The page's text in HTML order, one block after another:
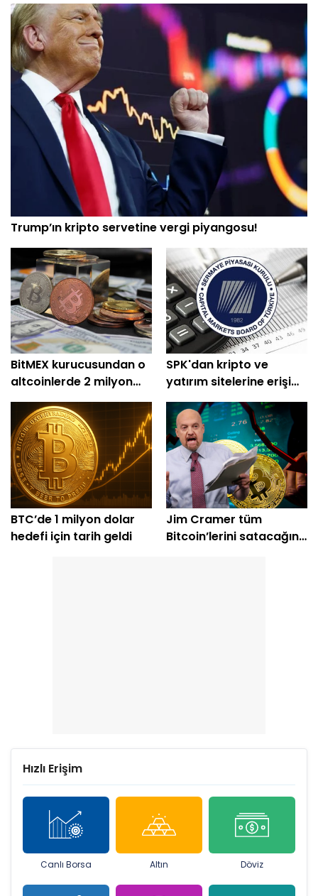
Trump’ın kripto servetine vergi piyangosu!
BitMEX kurucusundan o
altcoinlerde 2 milyon
dolarlık alım
SPK'dan kripto ve
yatırım sitelerine erişim
engeli
BTC’de 1 milyon dolar
hedefi için tarih geldi
Jim Cramer tüm
Bitcoin’lerini satacağını
Hızlı Erişim
Canlı Borsa Altın Döviz